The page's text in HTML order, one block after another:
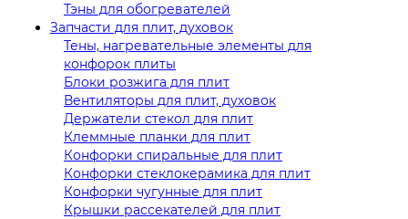
Тэны для обогревателей
Запчасти для плит, духовок
Тены, нагревательные элементы для
конфорок плиты
Блоки розжига для плит
Вентиляторы для плит, духовок
Держатели стекол для плит
Клеммные планки для плит
Конфорки спиральные для плит
Конфорки стеклокерамика для плит
Конфорки чугунные для плит
Крышки рассекателей для плит